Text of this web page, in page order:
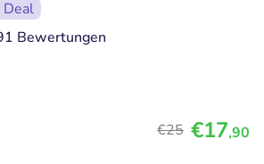
Bewertungen
€25 €17,90